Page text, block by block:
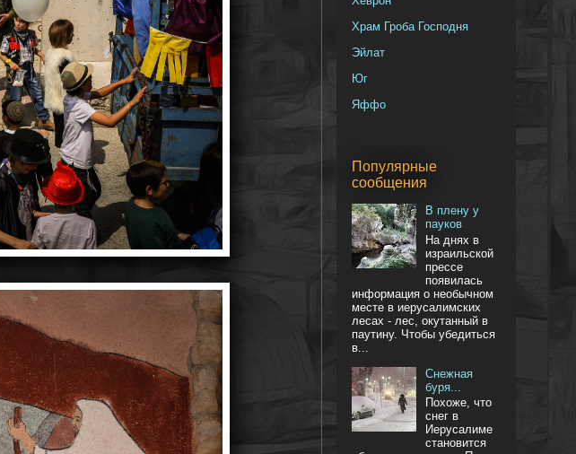
Храм Гроба Господня
Эйлат
Юг
Яффо
Популярные
сообщения
В плену у
пауков
На днях в
израильской
прессе
появилась
информация о необычном
месте в иерусалимских
лесах - лес, окутанный в
паутину. Чтобы убедиться
в...
Снежная
буря...
Похоже, что
снег в
Иерусалиме
становится